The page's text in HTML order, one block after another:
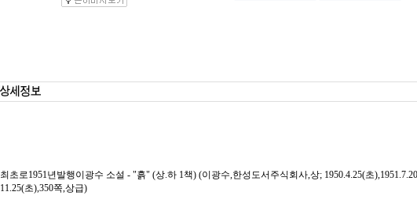
초로1951년발행이광수 소설 - "흙" (상.하 1책) (이광수,한성도서주식회사,상; 1950.4.25(초
초),350쪽,상급)